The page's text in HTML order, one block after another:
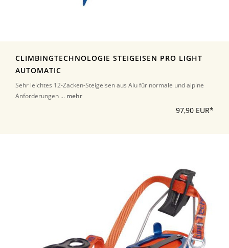
CLIMBINGTECHNOLOGIE STEIGEISEN PRO LIGHT
AUTOMATIC
Sehr leichtes 12-Zacken-Steigeisen aus Alu für normale und alpine
Anforderungen ... mehr
97,90 EUR*